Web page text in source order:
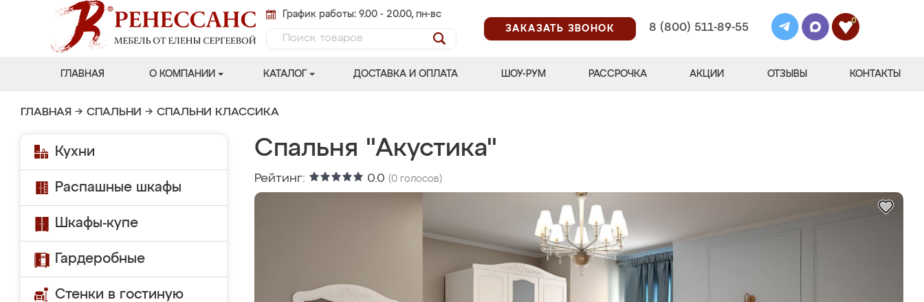
График работы: 9.00 - 20.00, пн-вс
ЗАКАЗАТЬ ЗВОНОК
8 (800) 511-89-55
0
ГЛАВНАЯ О КОМПАНИИ КАТАЛОГ ДОСТАВКА И ОПЛАТА ШОУ-РУМ РАССРОЧКА АКЦИИ ОТЗЫВЫ КОНТАКТЫ
ГЛАВНАЯ → СПАЛЬНИ → СПАЛЬНИ КЛАССИКА
Кухни
Распашные шкафы
Шкафы-купе
Гардеробные
Стенки в гостиную
Спальня "Акустика"
Рейтинг: 0.0 (0 голосов)